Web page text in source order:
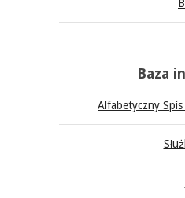
Baza
Alfabetyczny